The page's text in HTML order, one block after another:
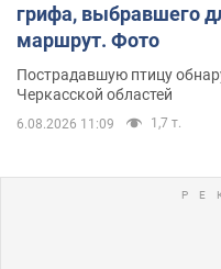
грифа, выбравшего
маршрут. Фото
Пострадавшую птицу
Черкасской областей
6.08.2026 11:09 1,7 т.